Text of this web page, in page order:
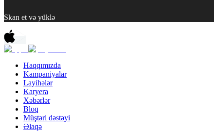
Skan et və yüklə
Haqqımızda
Kampaniyalar
Layihələr
Karyera
Xəbərlər
Bloq
Müştəri dəstəyi
Əlaqə